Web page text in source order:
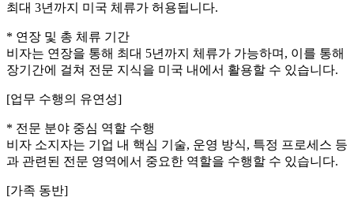
최대 3년까지 미국 체류가 허용됩니다.
* 연장 및 총 체류 기간
비자는 연장을 통해 최대 5년까지 체류가 가능하며, 이를 통해
장기간에 걸쳐 전문 지식을 미국 내에서 활용할 수 있습니다.
[업무 수행의 유연성]
* 전문 분야 중심 역할 수행
비자 소지자는 기업 내 핵심 기술, 운영 방식, 특정 프로세스 등
과 관련된 전문 영역에서 중요한 역할을 수행할 수 있습니다.
[가족 동반]